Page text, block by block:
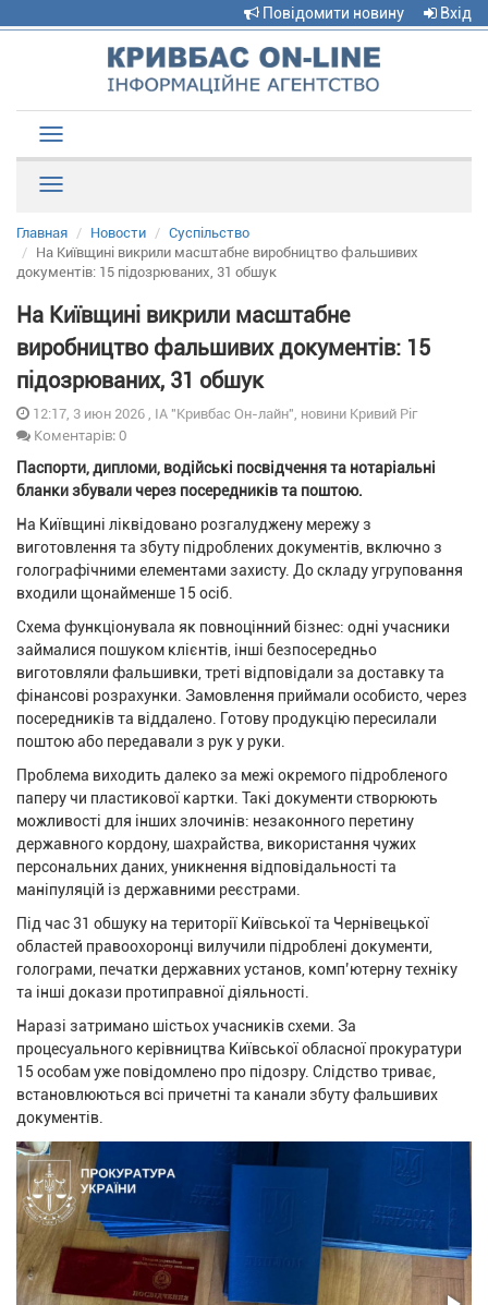
Повідомити новину Вхід
navigation
Главная Новости
Суспільство
На Київщині викрили масштабне виробництво фальшивих
документів: 15 підозрюваних, 31 обшук
На Київщині викрили масштабне
виробництво фальшивих документів: 15
підозрюваних, 31 обшук
12:17, 3 июн 2026 , ІА "Кривбас Он-лайн", новини Кривий Ріг
Коментарів: 0
Паспорти, дипломи, водійські посвідчення та нотаріальні
бланки збували через посередників та поштою.
На Київщині ліквідовано розгалуджену мережу з
виготовлення та збуту підроблених документів, включно з
голографічними елементами захисту. До складу угруповання
входили щонайменше 15 осіб.
Схема функціонувала як повноцінний бізнес: одні учасники
займалися пошуком клієнтів, інші безпосередньо
виготовляли фальшивки, треті відповідали за доставку та
фінансові розрахунки. Замовлення приймали особисто, через
посередників та віддалено. Готову продукцію пересилали
поштою або передавали з рук у руки.
Проблема виходить далеко за межі окремого підробленого
паперу чи пластикової картки. Такі документи створюють
можливості для інших злочинів: незаконного перетину
державного кордону, шахрайства, використання чужих
персональних даних, уникнення відповідальності та
маніпуляцій із державними реєстрами.
Під час 31 обшуку на території Київської та Чернівецької
областей правоохоронці вилучили підроблені документи,
голограми, печатки державних установ, комп’ютерну техніку
та інші докази протиправної діяльності.
Наразі затримано шістьох учасників схеми. За
процесуального керівництва Київської обласної прокуратури
15 особам уже повідомлено про підозру. Слідство триває,
встановлюються всі причетні та канали збуту фальшивих
документів.